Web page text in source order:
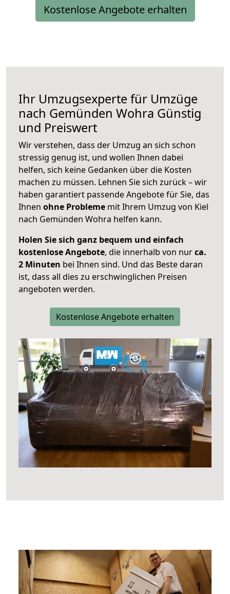
Kostenlose Angebote erhalten
Ihr Umzugsexperte für Umzüge
nach Gemünden Wohra Günstig
und Preiswert
Wir verstehen, dass der Umzug an sich schon
stressig genug ist, und wollen Ihnen dabei
helfen, sich keine Gedanken über die Kosten
machen zu müssen. Lehnen Sie sich zurück – wir
haben garantiert passende Angebote für Sie, das
Ihnen ohne Probleme mit Ihrem Umzug von Kiel
nach Gemünden Wohra helfen kann.
Holen Sie sich ganz bequem und einfach
kostenlose Angebote, die innerhalb von nurca.
2 Minuten bei Ihnen sind. Und das Beste daran
ist, dass all dies zu erschwinglichen Preisen
angeboten werden.
Kostenlose Angebote erhalten